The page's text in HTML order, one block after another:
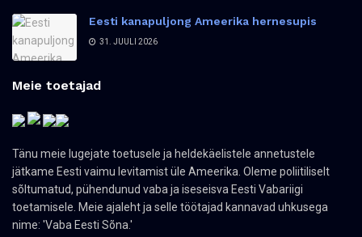
Eesti kanapuljong Ameerika hernesupis
31. JUULI 2026
Meie toetajad
Tänu meie lugejate toetusele ja heldekäelistele annetustele
jätkame Eesti vaimu levitamist üle Ameerika. Oleme poliitiliselt
sõltumatud, pühendunud vaba ja iseseisva Eesti Vabariigi
toetamisele. Meie ajaleht ja selle töötajad kannavad uhkusega
nime: 'Vaba Eesti Sõna.'